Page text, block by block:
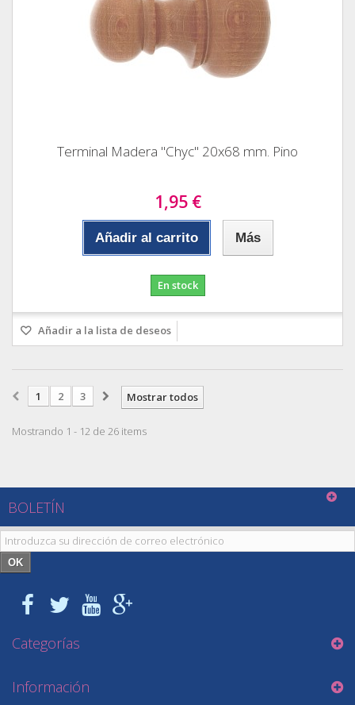
Terminal Madera "Chyc" 20x68 mm. Pino
1,95 €
Añadir al carrito Más
En stock
Añadir a la lista de deseos
Mostrar todos
1 2 3
Mostrando 1 - 12 de 26 items
BOLETÍN
OK
Categorías
Información